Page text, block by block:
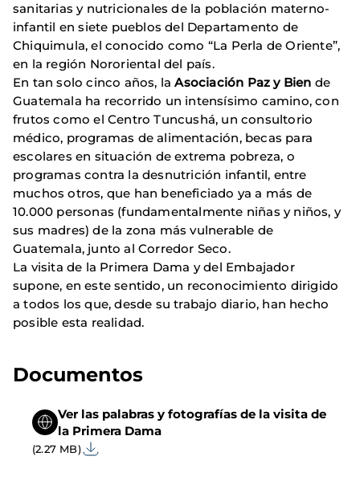
sanitarias y nutricionales de la población materno-
infantil en siete pueblos del Departamento de
Chiquimula, el conocido como “La Perla de Oriente”,
en la región Nororiental del país.
En tan solo cinco años, laAsociación Paz y Bien de
Guatemala ha recorrido un intensísimo camino, con
frutos como el Centro Tuncushá, un consultorio
médico, programas de alimentación, becas para
escolares en situación de extrema pobreza, o
programas contra la desnutrición infantil, entre
muchos otros, que han beneficiado ya a más de
10.000 personas (fundamentalmente niñas y niños, y
sus madres) de la zona más vulnerable de
Guatemala, junto al Corredor Seco.
La visita de la Primera Dama y del Embajador
supone, en este sentido, un reconocimiento dirigido
a todos los que, desde su trabajo diario, han hecho
posible esta realidad.
Documentos
Ver las palabras y fotografías de la visita de
la Primera Dama
(2.27 MB)